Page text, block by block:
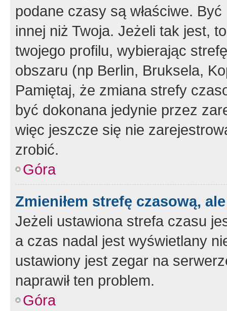
podane czasy są właściwe.
innej niż Twoja. Jeżeli tak jest,
twojego profilu, wybierając
obszaru (np Berlin, Bruksela,
Pamiętaj, że zmiana strefy
być dokonana jedynie przez
więc jeszcze się nie
zrobić.
Góra
Zmieniłem strefę czasową,
Jeżeli ustawiona strefa czasu
a czas nadal jest wyświetlany
ustawiony jest zegar na
naprawił ten problem.
Góra